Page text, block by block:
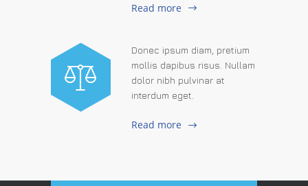
Read more
Donec ipsum diam, pretium
mollis dapibus risus. Nullam
dolor nibh pulvinar at
interdum eget.
Read more